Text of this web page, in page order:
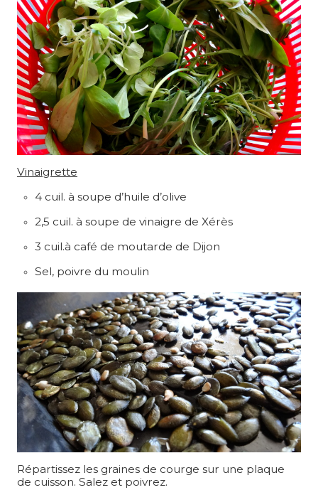
Vinaigrette
4 cuil. à soupe d’huile d’olive
2,5 cuil. à soupe de vinaigre de Xérès
3 cuil.à café de moutarde de Dijon
Sel, poivre du moulin
Répartissez les graines de courge sur une plaque
de cuisson. Salez et poivrez.